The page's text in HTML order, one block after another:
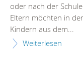
oder nach der
Eltern möchten in
Kindern aus dem...
Weiterlesen